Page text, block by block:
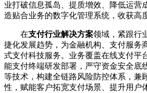
业打破信息孤岛、提质增效、降低运营
造贴合业务的数字化管理系统，收获高
在支付行业解决方案领域，紧跟行
捷化发展趋势，为金融机构、支付服务
式支付科技服务。业务覆盖在线支付平
能支付终端研发部署，严守资金安全底
等技术，构建全链路风险防控体系，兼
性，赋能客户拓宽支付场景、提升用户